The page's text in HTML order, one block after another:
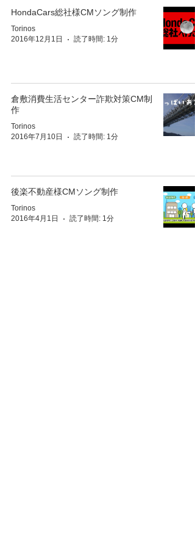
HondaCars総社様CMソング制作
Torinos
2016年12月1日
読了時間: 1分
倉敷消費生活センター詐欺対策CM制
作
Torinos
2016年7月10日
読了時間: 1分
後楽不動産様CMソング制作
Torinos
2016年4月1日
読了時間: 1分